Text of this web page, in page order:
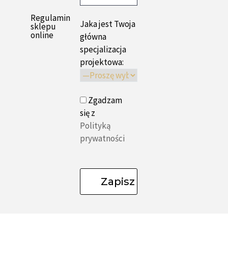
Regulamin
sklepu
online
Jaka jest Twoja
główna
specjalizacja
projektowa:
Zgadzam
się z
Polityką
prywatności